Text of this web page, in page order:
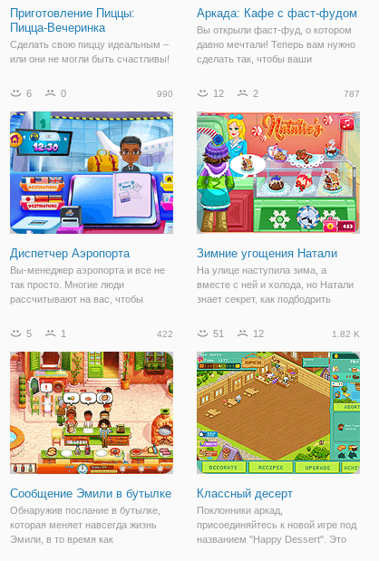
Приготовление Пиццы:
Пицца-Вечеринка
Сделать свою пиццу идеальным –
или они не могли быть счастливы!
предложить новые рецепты для
Аркада: Кафе с фаст-фудом
Вы открыли фаст-фуд, о котором
давно мечтали! Теперь вам нужно
сделать так, чтобы ваши
готовить для них лучшие
собой аркаду в кулинарном стиле,
поэтому от вас
6 0 990
Диспетчер Аэропорта
Вы-менеджер аэропорта и все не
так просто. Многие люди
рассчитывают на вас, чтобы
Выбрать из набора мини-игр, свой
Особенности: • несколько игр и
уровней.
12 2 787
Зимние угощения Натали
На улице наступила зима, а
вместе с ней и холода, но Натали
знает секрет, как подбодрить
сердца. В онлайн игре "Зимние
компанию девушке и вместе с ней
будете
5 1 422
Сообщение Эмили в бутылке
Обнаружив послание в бутылке,
которая меняет навсегда жизнь
Эмили, в то время как
51 12 1.82 K
Классный десерт
Поклонники аркад,
присоединяйтесь к новой игре под
названием "Happy Dessert". Это